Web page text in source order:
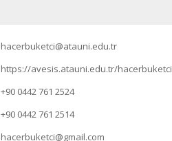
hacerbuketci@atauni.edu.tr
https://avesis.atauni.edu.tr/hacerbuketci
+90 0442 761 2524
+90 0442 761 2514
hacerbuketci@gmail.com